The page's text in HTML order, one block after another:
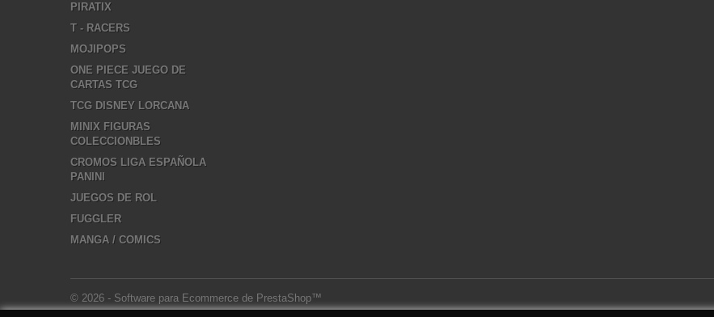
PIRATIX
T - RACERS
MOJIPOPS
ONE PIECE JUEGO DE
CARTAS TCG
TCG DISNEY LORCANA
MINIX FIGURAS
COLECCIONBLES
CROMOS LIGA ESPAÑOLA
PANINI
JUEGOS DE ROL
FUGGLER
MANGA / COMICS
© 2026 - Software para Ecommerce de PrestaShop™